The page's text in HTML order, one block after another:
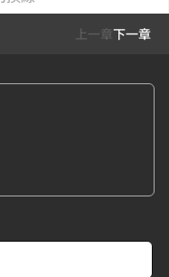
上一章下一章